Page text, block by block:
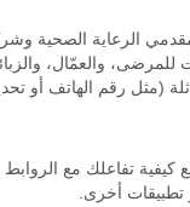
الرعاية الصحية
والعمّال،
(مثل رقم الهاتف أو
كيفية تفاعلك مع
أخرى.